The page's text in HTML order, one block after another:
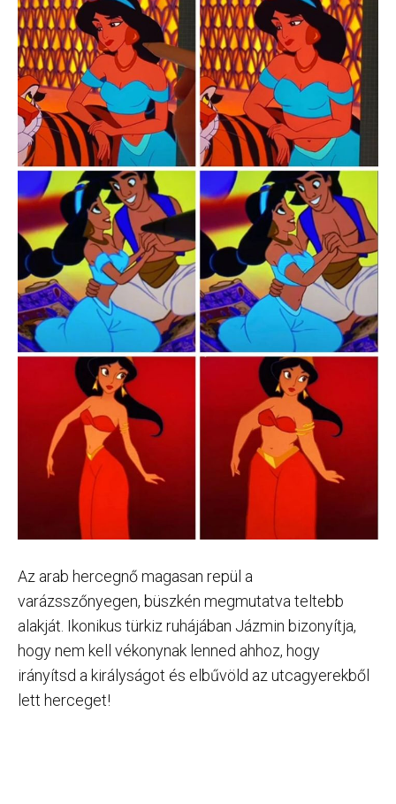
Az arab hercegnő magasan repül a
varázsszőnyegen, büszkén megmutatva teltebb
alakját. Ikonikus türkiz ruhájában Jázmin bizonyítja,
hogy nem kell vékonynak lenned ahhoz, hogy
irányítsd a királyságot és elbűvöld az utcagyerekből
lett herceget!